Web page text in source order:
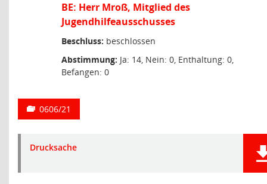
BE: Herr Mroß, Mitglied des
Jugendhilfeausschusses
Beschluss: beschlossen
Abstimmung: Ja: 14, Nein: 0, Enthaltung: 0,
Befangen: 0
0606/21
Drucksache